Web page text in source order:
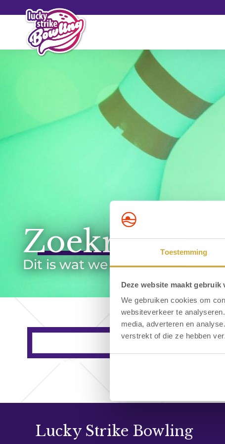
Toestemming
Deze website maakt gebruik
We gebruiken cookies om
websiteverkeer te
media, adverteren en
verstrekt of die ze hebben
Dit is wat we voor u
Lucky Strike Bowling